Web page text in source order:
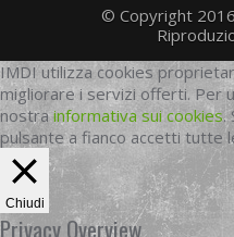
© Copyright
IMDI utilizza cookies
migliorare i servizi offerti. Per
nostrainformativa sui cookies.
pulsante a fianco accetti tutte
Chiudi
Privacy Overview